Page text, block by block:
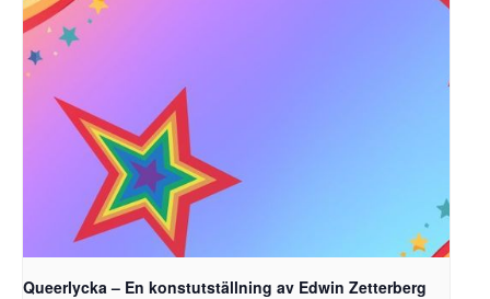
Queerlycka – En konstutställning av Edwin Zetterberg